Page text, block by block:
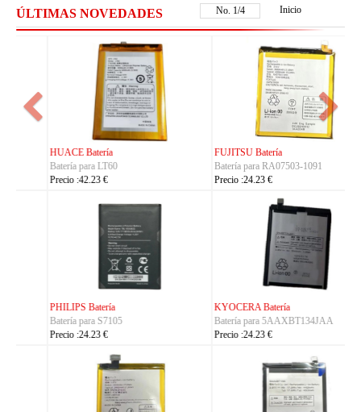
ÚLTIMAS NOVEDADES No. 2/4 Inicio
FUJITSU Batería
Batería para RA07503-1091
Precio :24.23 €
FUJITSU Batería
Batería para RA07504-1091
Precio :24.23 €
KYOCERA Batería
Batería para 5AAXBT134JAA
Precio :24.23 €
KYOCERA Batería
Batería para 5AAXBT113JAA
Precio :24.23 €